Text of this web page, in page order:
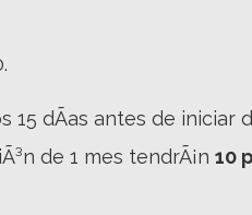
15 dÃ­as antes de iniciar
de 1 mes tendrÃ¡n 10